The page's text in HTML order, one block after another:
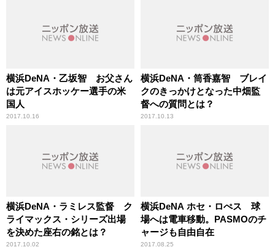
横浜DeNA・乙坂智 お父さん
は元アイスホッケー選手の米
国人
2017.10.16
横浜DeNA・筒香嘉智 ブレイ
クのきっかけとなった中畑監
督への質問とは？
2017.10.13
横浜DeNA・ラミレス監督 ク
ライマックス・シリーズ出場
を決めた座右の銘とは？
2017.10.02
横浜DeNA ホセ・ロぺス 球
場へは電車移動。PASMOのチ
ャージも自由自在
2017.08.25